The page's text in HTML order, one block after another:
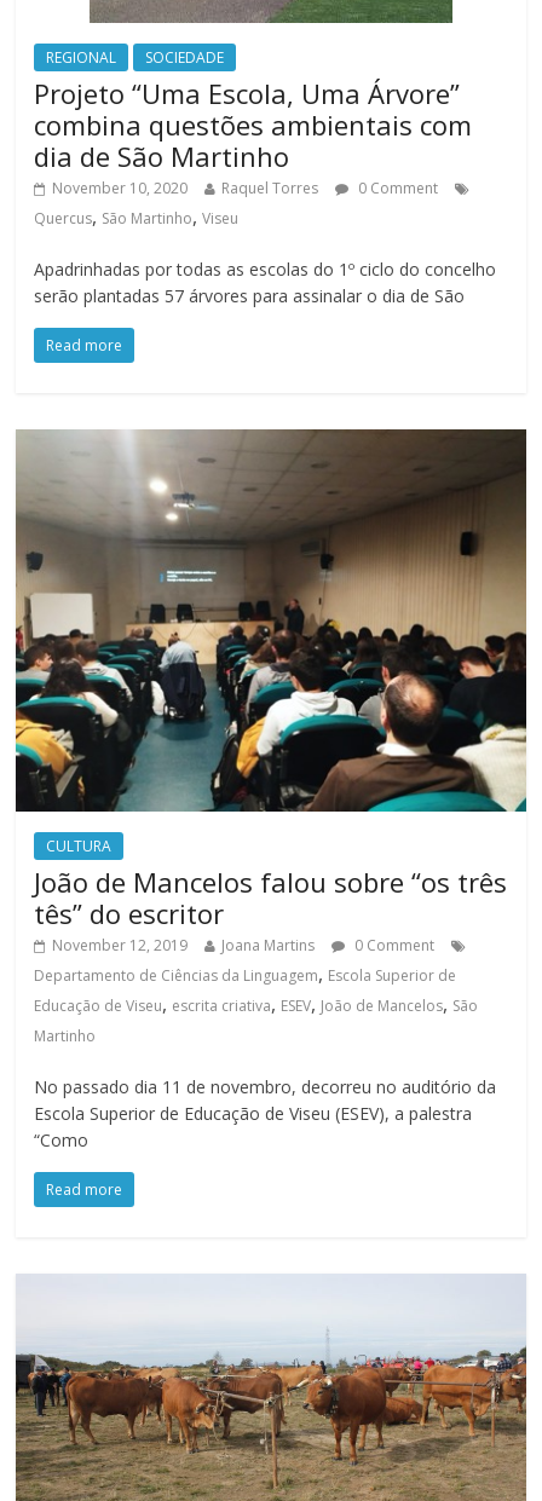
REGIONAL SOCIEDADE
Projeto “Uma Escola, Uma Árvore”
combina questões ambientais com
dia de São Martinho
November 10, 2020 Raquel Torres
0 Comment
Quercus, São Martinho,Viseu
Apadrinhadas por todas as escolas do 1º ciclo do concelho
serão plantadas 57 árvores para assinalar o dia de São
Read more
CULTURA
João de Mancelos falou sobre “os três
tês” do escritor
November 12, 2019 Joana Martins
0 Comment
Departamento de Ciências da Linguagem, Escola Superior de
Educação de Viseu, escrita criativa, ESEV, João de Mancelos, São
Martinho
No passado dia 11 de novembro, decorreu no auditório da
Escola Superior de Educação de Viseu (ESEV), a palestra
“Como
Read more